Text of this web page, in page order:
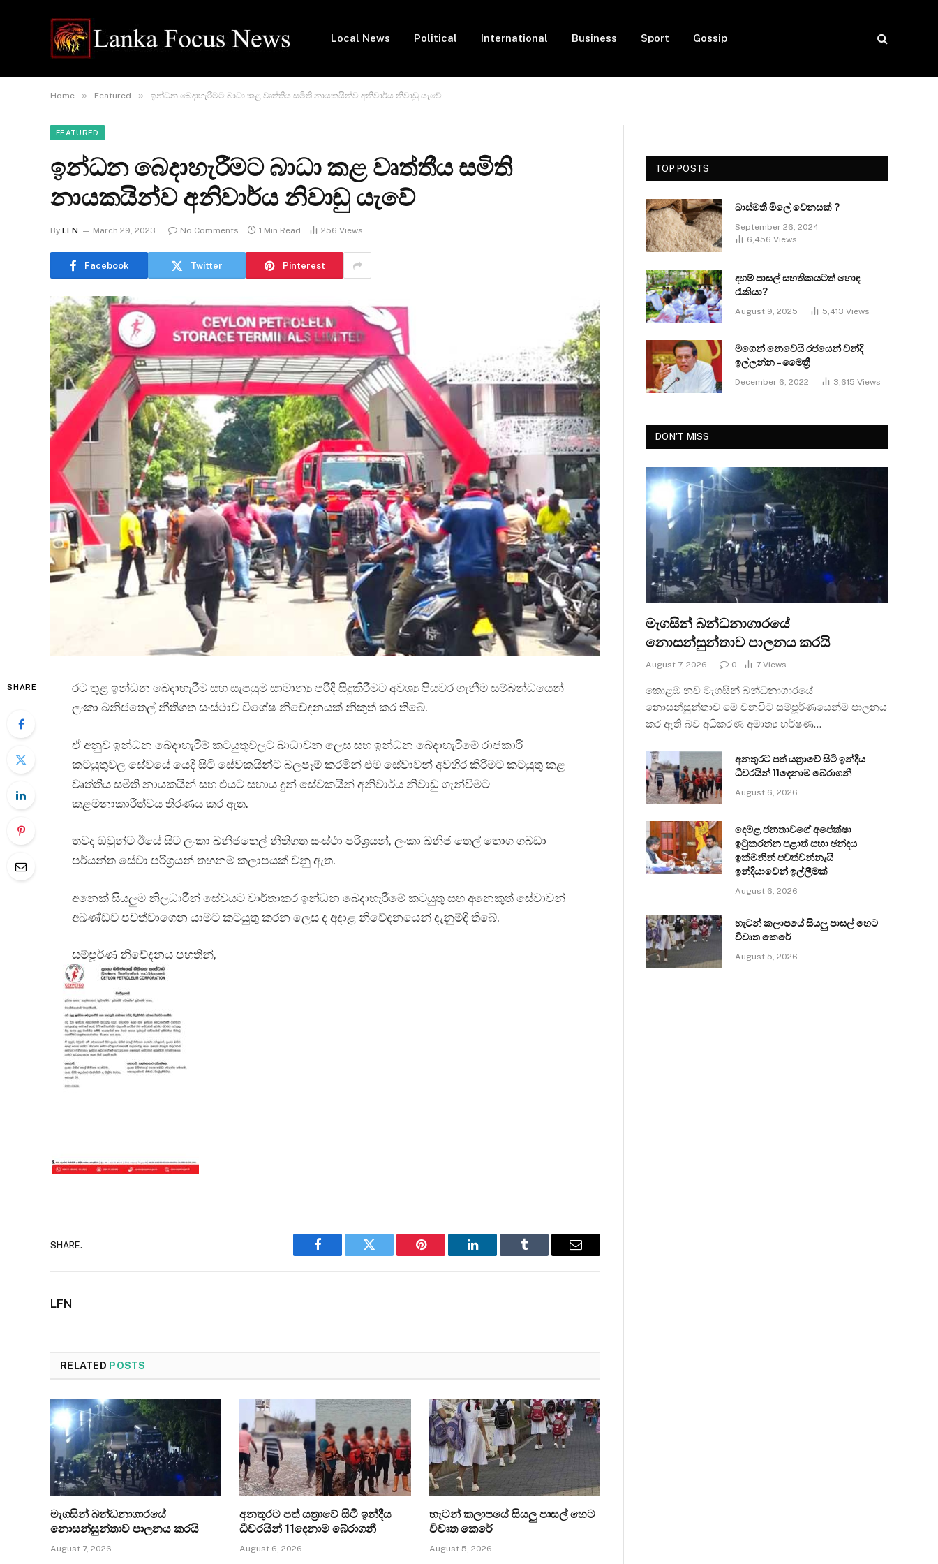
Local News Political International Business Sport Gossip
Home » Featured » ඉන්ධන බෙදාහැරීමට බාධා කළ වෘත්තීය සමිති නායකයින්ව අනිවාර්ය නිවාඩු යැවේ
FEATURED
ඉන්ධන බෙදාහැරීමට බාධා කළ වෘත්තීය සමිති
නායකයින්ව අනිවාර්ය නිවාඩු යැවේ
By LFN March 29, 2023 No Comments 1 Min Read 256 Views
Facebook Twitter Pinterest
SHARE
රට තුළ ඉන්ධන බෙදාහැරීම සහ සැපයුම සාමාන්‍ය පරිදි සිදුකිරීමට අවශ්‍ය පියවර ගැනීම සම්බන්ධයෙන්
ලංකා ඛනිජතෙල් නීතිගත සංස්ථාව විශේෂ නිවේදනයක් නිකුත් කර තිබේ.
ඒ අනුව ඉන්ධන බෙදාහැරීම් කටයුතුවලට බාධාවන ලෙස සහ ඉන්ධන බෙදාහැරීමේ රාජකාරි
කටයුතුවල සේවයේ යෙදී සිටි සේවකයින්ට බලපෑම් කරමින් එම සේවාවන් අවහිර කිරීමට කටයුතු කළ
වෘත්තීය සමිති නායකයින් සහ එයට සහාය දුන් සේවකයින් අනිවාර්ය නිවාඩු ගැන්වීමට
කළමනාකාරීත්වය තීරණය කර ඇත.
තවද ඔවුන්ට ඊයේ සිට ලංකා ඛනිජතෙල් නීතිගත සංස්ථා පරිශ්‍රයන්, ලංකා ඛනිජ තෙල් තොග ගබඩා
පර්යන්ත සේවා පරිශ්‍රයන් තහනම් කලාපයක් වනු ඇත.
අනෙක් සියලුම නිලධාරීන් සේවයට වාර්තාකර ඉන්ධන බෙදාහැරීමේ කටයුතු සහ අනෙකුත් සේවාවන්
අඛණ්ඩව පවත්වාගෙන යාමට කටයුතු කරන ලෙස ද අදාළ නිවේදනයෙන් දැනුම්දී තිබේ.
සම්පූර්ණ නිවේදනය පහතින්,
SHARE.
Facebook Twitter Pinterest LinkedIn Tumblr Email
LFN
RELATED POSTS
මැගසින් බන්ධනාගාරයේ
නොසන්සුන්තාව පාලනය කරයි
August 7, 2026
අනතුරට පත් යත්‍රාවේ සිටි ඉන්දීය
ධීවරයින් 11දෙනාම බේරාගනී
August 6, 2026
හැටන් කලාපයේ සියලු පාසල් හෙට
විවෘත කෙරේ
August 5, 2026
TOP POSTS
බාස්මතී මිලේ වෙනසක් ?
September 26, 2024
6,456 Views
දහම් පාසල් සහතිකයටත් හොඳ
රැකියා?
August 9, 2025 5,413 Views
මගෙන් නෙවෙයි රජයෙන් වන්දි
ඉල්ලන්න – මෛත්‍රී
December 6, 2022 3,615 Views
DON'T MISS
මැගසින් බන්ධනාගාරයේ
නොසන්සුන්තාව පාලනය කරයි
August 7, 2026 0 7 Views
කොළඹ නව මැගසින් බන්ධනාගාරයේ
නොසන්සුන්තාව මේ වනවිට සම්පූර්ණයෙන්ම පාලනය
කර ඇති බව අධිකරණ අමාත්‍ය හර්ෂණ…
අනතුරට පත් යත්‍රාවේ සිටි ඉන්දීය
ධීවරයින් 11දෙනාම බේරාගනී
August 6, 2026
දෙමළ ජනතාවගේ අපේක්ෂා
ඉටුකරන්න පළාත් සභා ඡන්දය
ඉක්මනින් පවත්වන්නැයි
ඉන්දියාවෙන් ඉල්ලීමක්
August 6, 2026
හැටන් කලාපයේ සියලු පාසල් හෙට
විවෘත කෙරේ
August 5, 2026